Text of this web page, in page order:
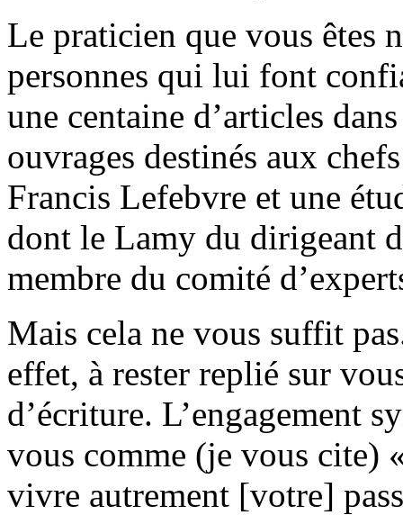
Le praticien que vous êtes
personnes qui lui font
une centaine d’articles
ouvrages destinés aux
Francis Lefebvre et une
dont le Lamy du dirigeant
membre du comité
Mais cela ne vous suffit
effet, à rester replié sur
d’écriture. L’engagement
vous comme (je vous cite)
vivre autrement [votre]